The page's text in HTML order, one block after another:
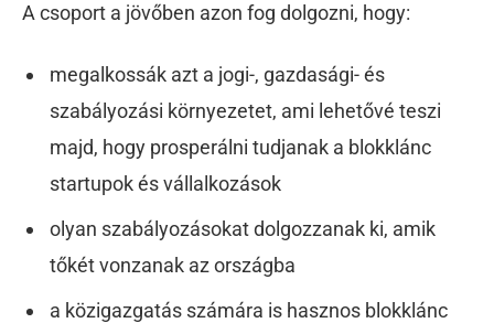
A csoport a jövőben azon fog dolgozni, hogy:
megalkossák azt a jogi-, gazdasági- és
szabályozási környezetet, ami lehetővé teszi
majd, hogy prosperálni tudjanak a blokklánc
startupok és vállalkozások
olyan szabályozásokat dolgozzanak ki, amik
tőkét vonzanak az országba
a közigazgatás számára is hasznos blokklánc